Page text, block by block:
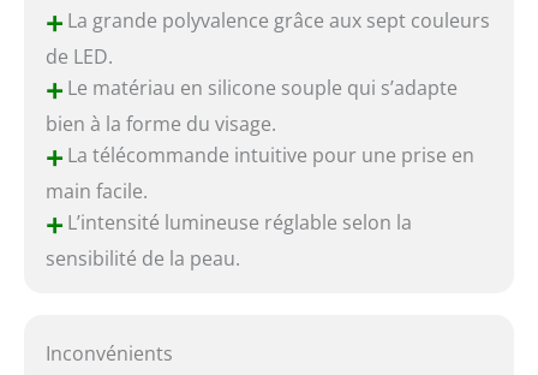
+La grande polyvalence grâce aux sept couleurs
de LED.
+Le matériau en silicone souple qui s’adapte
bien à la forme du visage.
+La télécommande intuitive pour une prise en
main facile.
+L’intensité lumineuse réglable selon la
sensibilité de la peau.
Inconvénients